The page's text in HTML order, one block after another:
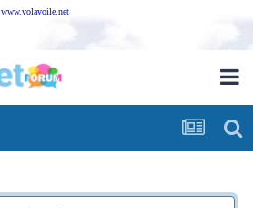
www.volavoile.net